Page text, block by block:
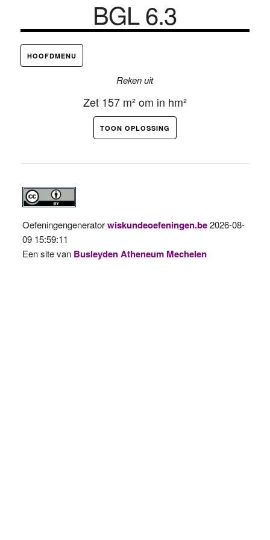
BGL 6.3
HOOFDMENU
Reken uit
Zet 157 m² om in hm²
TOON OPLOSSING
Oefeningengeneratorwiskundeoefeningen.be2026-08-
09 15:59:11
Een site van Busleyden Atheneum Mechelen